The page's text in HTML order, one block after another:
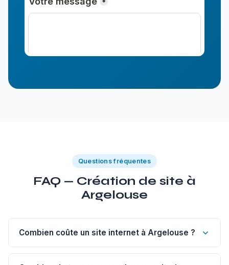
Questions fréquentes
FAQ — Création de site à
Argelouse
Combien coûte un site internet à Argelouse ?
Un site vitrine de 1 à 5 pages à Argelouse commence à